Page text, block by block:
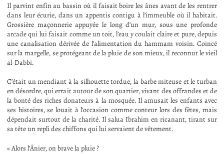
Il parvint enfin au bassin où il faisait boire les ânes avant de les rentrer
dans leur écurie, dans un appentis contigu à l’immeuble où il habitait.
Grossière maçonnerie appuyée le long d’un mur, sous une profonde
arcade qui lui faisait comme un toit, l’eau y coulait claire et pure, depuis
une canalisation dérivée de l’alimentation du hammam voisin. Coincé
sur la margelle, se protégeant de la pluie de son mieux, il reconnut le vieil
al-Dabbi.
C’était un mendiant à la silhouette tordue, la barbe miteuse et le turban
en désordre, qui errait autour de son quartier, vivant des offrandes et de
la bonté des riches donateurs à la mosquée. Il amusait les enfants avec
ses histoires, se louait à l’occasion comme conteur lors des fêtes, mais
dépendait surtout de la charité. Il salua Ibrahim en ricanant, tirant sur
sa tête un repli des chiffons qui lui servaient de vêtement.
« Alors l’Ânier, on brave la pluie ?